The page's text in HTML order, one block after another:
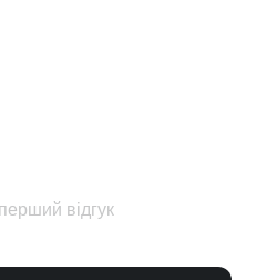
відгук